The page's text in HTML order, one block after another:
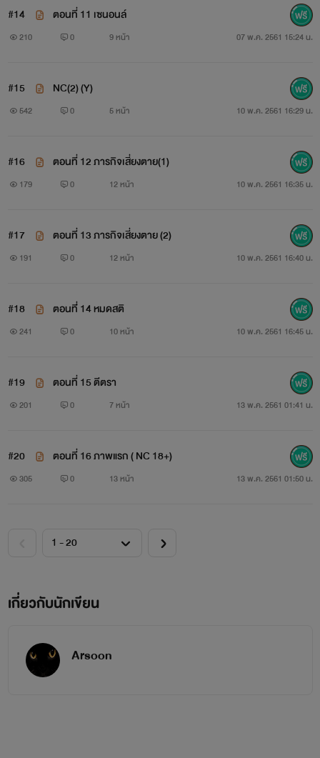
#14 ตอนที่ 11 เซนอนล์
210 0 9 หน้า 07 พ.ค. 2561 15:24 น.
#15 NC(2) (Y)
542 0 5 หน้า 10 พ.ค. 2561 16:29 น.
#16 ตอนที่ 12 ภารกิจเสี่ยงตาย(1)
179 0 12 หน้า 10 พ.ค. 2561 16:35 น.
#17 ตอนที่ 13 ภารกิจเสี่ยงตาย (2)
191 0 12 หน้า 10 พ.ค. 2561 16:40 น.
#18 ตอนที่่ 14 หมดสติ
241 0 10 หน้า 10 พ.ค. 2561 16:45 น.
#19 ตอนที่ 15 ตีตรา
201 0 7 หน้า 13 พ.ค. 2561 01:41 น.
#20 ตอนที่ 16 ภาพแรก ( NC 18+)
305 0 13 หน้า 13 พ.ค. 2561 01:50 น.
เกี่ยวกับนักเขียน
Arsoon